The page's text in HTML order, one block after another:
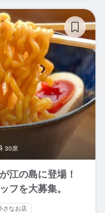
30席
江の島に登場！
フを大募集。
さなお店